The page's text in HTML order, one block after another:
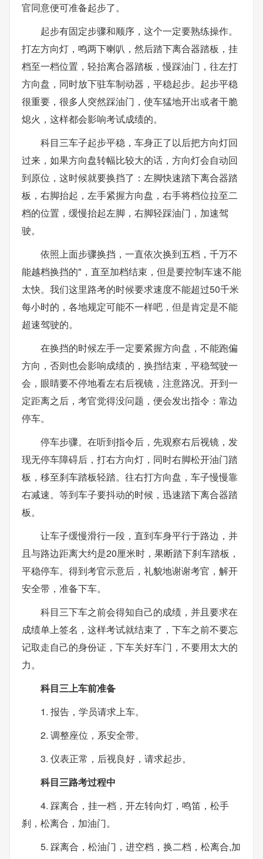
官同意便可准备起步了。
起步有固定步骤和顺序，这个一定要熟练操作。
打左方向灯，鸣两下喇叭，然后踏下离合器踏板，挂
档至一档位置，轻抬离合器踏板，慢踩油门，往左打
方向盘，同时放下驻车制动器，平稳起步。起步平稳
很重要，很多人突然踩油门，使车猛地开出或者干脆
熄火，这样都会影响考试成绩的。
科目三车子起步平稳，车身正了以后把方向灯回
过来，如果方向盘转幅比较大的话，方向灯会自动回
到原位，这时候就要换挡了：左脚快速踏下离合器踏
板，右脚抬起，左手紧握方向盘，右手将档位拉至二
档的位置，缓慢抬起左脚，右脚轻踩油门，加速驾
驶。
依照上面步骤换挡，一直依次换到五档，千万不
能越档换挡的"，直至加档结束，但是要控制车速不能
太快。我们这里路考的时候要求速度不能超过50千米
每小时的，各地规定可能不一样吧，但是肯定是不能
超速驾驶的。
在换挡的时候左手一定要紧握方向盘，不能跑偏
方向，否则也会影响成绩的，换挡结束，平稳驾驶一
会，眼睛要不停地看左右后视镜，注意路况。开到一
定距离之后，考官觉得没问题，便会发出指令：靠边
停车。
停车步骤。在听到指令后，先观察右后视镜，发
现无停车障碍后，打右方向灯，同时右脚松开油门踏
板，移至刹车踏板轻踏。往右打方向盘，车子慢慢靠
右减速。等到车子要抖动的时候，迅速踏下离合器踏
板。
让车子缓慢滑行一段，直到车身平行于路边，并
且与路边距离大约是20厘米时，果断踏下刹车踏板，
平稳停车。得到考官示意后，礼貌地谢谢考官，解开
安全带，准备下车。
科目三下车之前会得知自己的成绩，并且要求在
成绩单上签名，这样考试就结束了，下车之前不要忘
记取走自己的身份证，下车关好车门，不要用太大的
力。
科目三上车前准备
1. 报告，学员请求上车。
2. 调整座位，系安全带。
3. 仪表正常，后视良好，请求起步。
科目三路考过程中
4. 踩离合，挂一档，开左转向灯，鸣笛，松手
刹，松离合，加油门。
5. 踩离合，松油门，进空档，换二档，松离合,加